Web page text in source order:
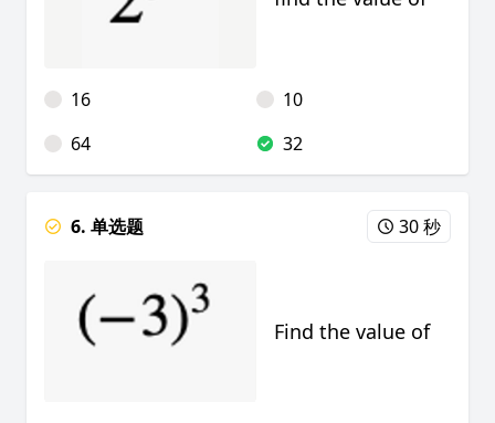
16
10
64
32
6. 单选题 30 秒
Find the value of